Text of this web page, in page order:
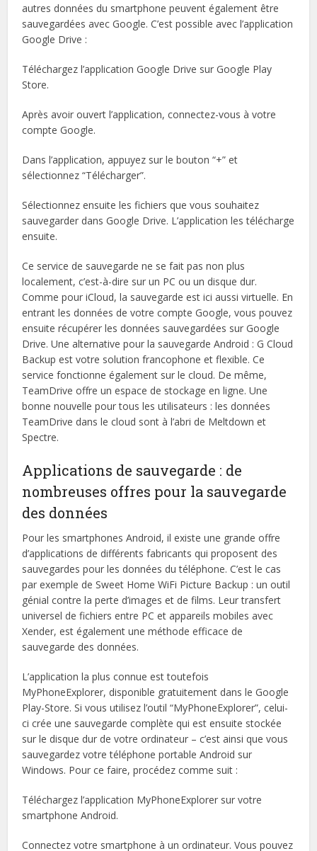
autres données du smartphone peuvent également être
sauvegardées avec Google. C’est possible avec l’application
Google Drive :
Téléchargez l’application Google Drive sur Google Play
Store.
Après avoir ouvert l’application, connectez-vous à votre
compte Google.
Dans l’application, appuyez sur le bouton “+” et
sélectionnez “Télécharger”.
Sélectionnez ensuite les fichiers que vous souhaitez
sauvegarder dans Google Drive. L’application les télécharge
ensuite.
Ce service de sauvegarde ne se fait pas non plus
localement, c’est-à-dire sur un PC ou un disque dur.
Comme pour iCloud, la sauvegarde est ici aussi virtuelle. En
entrant les données de votre compte Google, vous pouvez
ensuite récupérer les données sauvegardées sur Google
Drive. Une alternative pour la sauvegarde Android : G Cloud
Backup est votre solution francophone et flexible. Ce
service fonctionne également sur le cloud. De même,
TeamDrive offre un espace de stockage en ligne. Une
bonne nouvelle pour tous les utilisateurs : les données
TeamDrive dans le cloud sont à l’abri de Meltdown et
Spectre.
Applications de sauvegarde : de
nombreuses offres pour la sauvegarde
des données
Pour les smartphones Android, il existe une grande offre
d’applications de différents fabricants qui proposent des
sauvegardes pour les données du téléphone. C’est le cas
par exemple de Sweet Home WiFi Picture Backup : un outil
génial contre la perte d’images et de films. Leur transfert
universel de fichiers entre PC et appareils mobiles avec
Xender, est également une méthode efficace de
sauvegarde des données.
L’application la plus connue est toutefois
MyPhoneExplorer, disponible gratuitement dans le Google
Play-Store. Si vous utilisez l’outil “MyPhoneExplorer”, celui-
ci crée une sauvegarde complète qui est ensuite stockée
sur le disque dur de votre ordinateur – c’est ainsi que vous
sauvegardez votre téléphone portable Android sur
Windows. Pour ce faire, procédez comme suit :
Téléchargez l’application MyPhoneExplorer sur votre
smartphone Android.
Connectez votre smartphone à un ordinateur. Vous pouvez